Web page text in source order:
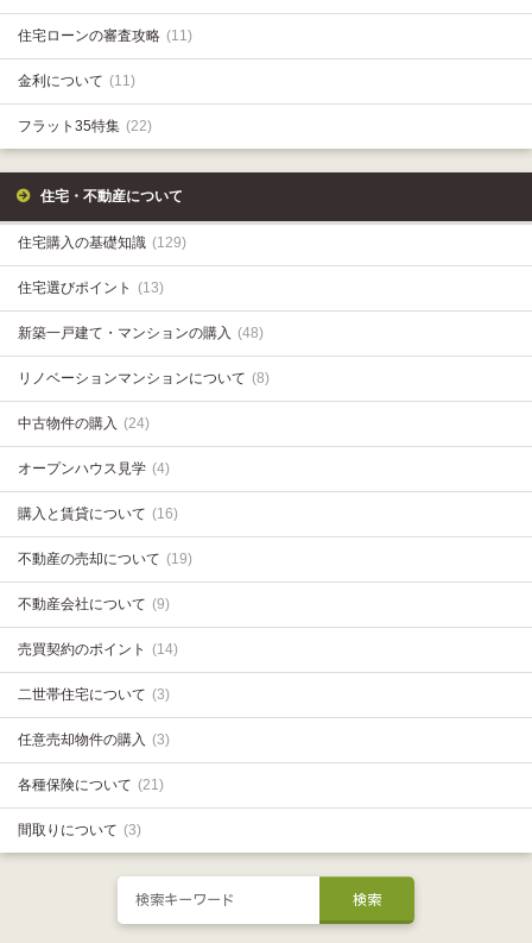
住宅ローンの審査攻略 (11)
金利について (11)
フラット35特集 (22)
住宅・不動産について
住宅購入の基礎知識 (129)
住宅選びポイント (13)
新築一戸建て・マンションの購入 (48)
リノベーションマンションについて (8)
中古物件の購入 (24)
オープンハウス見学 (4)
購入と賃貸について (16)
不動産の売却について (19)
不動産会社について (9)
売買契約のポイント (14)
二世帯住宅について (3)
任意売却物件の購入 (3)
各種保険について (21)
間取りについて (3)